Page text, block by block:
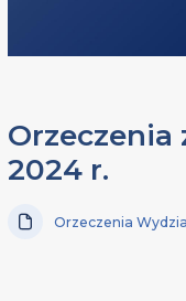
Orzeczenia
2024 r.
Orzeczenia